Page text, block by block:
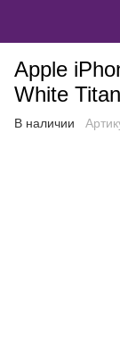
Apple
White
В наличии